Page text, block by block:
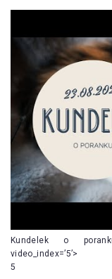
Kundelek o
video_index=’5’>
5